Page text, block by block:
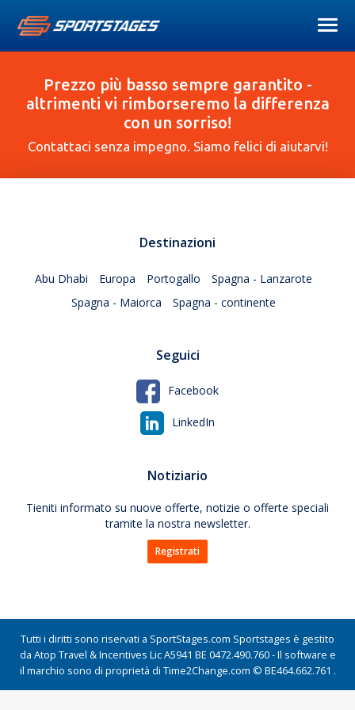
Prezzo più basso sempre garantito -
altrimenti vi rimborseremo la differenza
con un sorriso!
Contattaci senza impegno. Siamo felici di aiutarvi!
Destinazioni
Abu Dhabi Europa Portogallo
Spagna - Lanzarote
Spagna - Maiorca
Spagna - continente
Seguici
Facebook
LinkedIn
Notiziario
Tieniti informato su nuove offerte, notizie o offerte speciali
tramite la nostra newsletter.
Registrati
Tutti i diritti sono riservati a SportStages.com Sportstages è gestito
da Atop Travel & Incentives Lic A5941 BE 0472.490.760 - Il software e
il marchio sono di proprietà di Time2Change.com © BE464.662.761 .